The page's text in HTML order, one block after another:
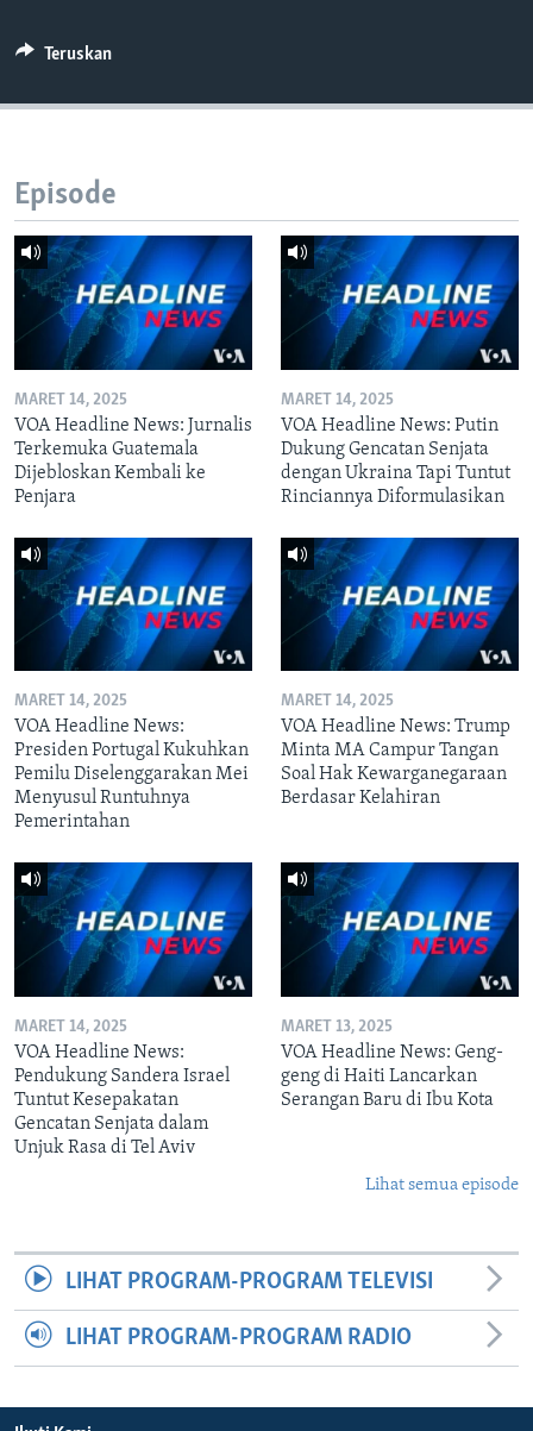
Teruskan
Episode
MARET 14, 2025
VOA Headline News: Jurnalis
Terkemuka Guatemala
Dijebloskan Kembali ke
Penjara
MARET 14, 2025
VOA Headline News: Putin
Dukung Gencatan Senjata
dengan Ukraina Tapi Tuntut
Rinciannya Diformulasikan
MARET 14, 2025
VOA Headline News:
Presiden Portugal Kukuhkan
Pemilu Diselenggarakan Mei
Menyusul Runtuhnya
Pemerintahan
MARET 14, 2025
VOA Headline News: Trump
Minta MA Campur Tangan
Soal Hak Kewarganegaraan
Berdasar Kelahiran
MARET 14, 2025
VOA Headline News:
Pendukung Sandera Israel
Tuntut Kesepakatan
Gencatan Senjata dalam
Unjuk Rasa di Tel Aviv
MARET 13, 2025
VOA Headline News: Geng-
geng di Haiti Lancarkan
Serangan Baru di Ibu Kota
Lihat semua episode
LIHAT PROGRAM-PROGRAM TELEVISI
LIHAT PROGRAM-PROGRAM RADIO